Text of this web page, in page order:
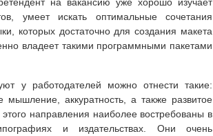
умеет искать оптимальные сочетания
которых достаточно для создания макета
владеет такими программными пакетами
у работодателей можно отнести такие:
мышление, аккуратность, а также развитое
направления наиболее востребованы в
и издательствах. Они очень